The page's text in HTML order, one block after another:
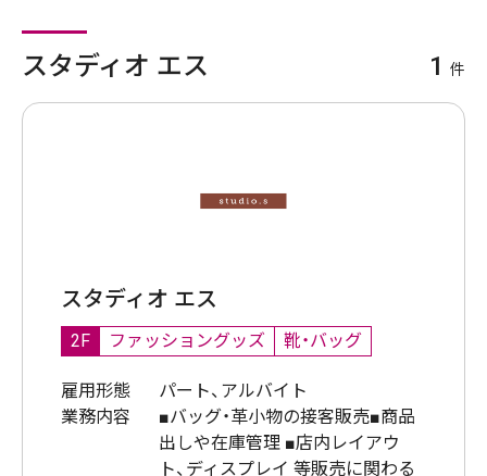
スタディオ エス 1 件
スタディオ エス
2F ファッショングッズ 靴・バッグ
雇用形態
パート、アルバイト
業務内容
■バッグ・革小物の接客販売■商品
出しや在庫管理 ■店内レイアウ
ト、ディスプレイ 等販売に関わる